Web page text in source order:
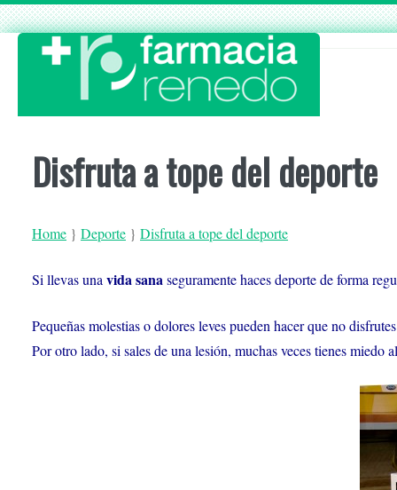
Skip
to
content
Disfruta a tope del deporte
Home } Deporte } Disfruta a tope del deporte
Si llevas una vida sanaseguramente haces deporte de forma
Pequeñas molestias o dolores leves pueden hacer que no
Por otro lado, si sales de una lesión, muchas veces tienes